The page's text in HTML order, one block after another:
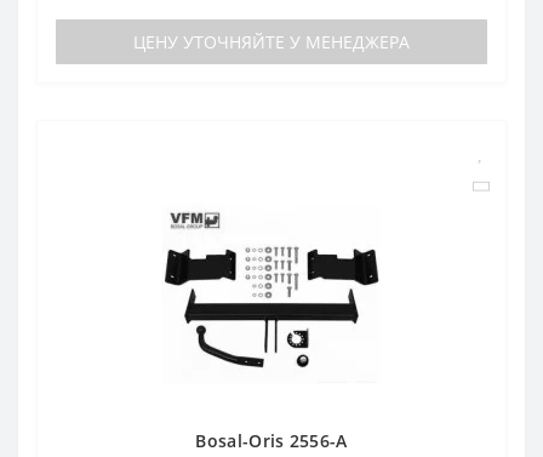
ЦЕНУ УТОЧНЯЙТЕ У МЕНЕДЖЕРА
Bosal-Oris 2556-A